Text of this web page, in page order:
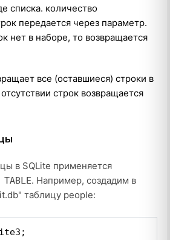
списка. количество
передается через параметр.
нет в наборе, то возвращается
все (оставшиеся) строки в
строк возвращается
в SQLite применяется
TABLE. Например, создадим в
таблицу people: